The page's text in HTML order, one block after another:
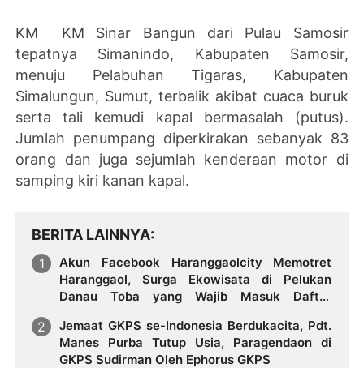
KM KM Sinar Bangun dari Pulau Samosir
tepatnya Simanindo, Kabupaten Samosir,
menuju Pelabuhan Tigaras, Kabupaten
Simalungun, Sumut, terbalik akibat cuaca buruk
serta tali kemudi kapal bermasalah (putus).
Jumlah penumpang diperkirakan sebanyak 83
orang dan juga sejumlah kenderaan motor di
samping kiri kanan kapal.
BERITA LAINNYA
Akun Facebook Haranggaolcity Memotret
Haranggaol, Surga Ekowisata di Pelukan
Danau Toba yang Wajib Masuk Daftar
Jemaat GKPS se-Indonesia Berdukacita, Pdt.
Manes Purba Tutup Usia, Paragendaon di
GKPS Sudirman Oleh Ephorus GKPS